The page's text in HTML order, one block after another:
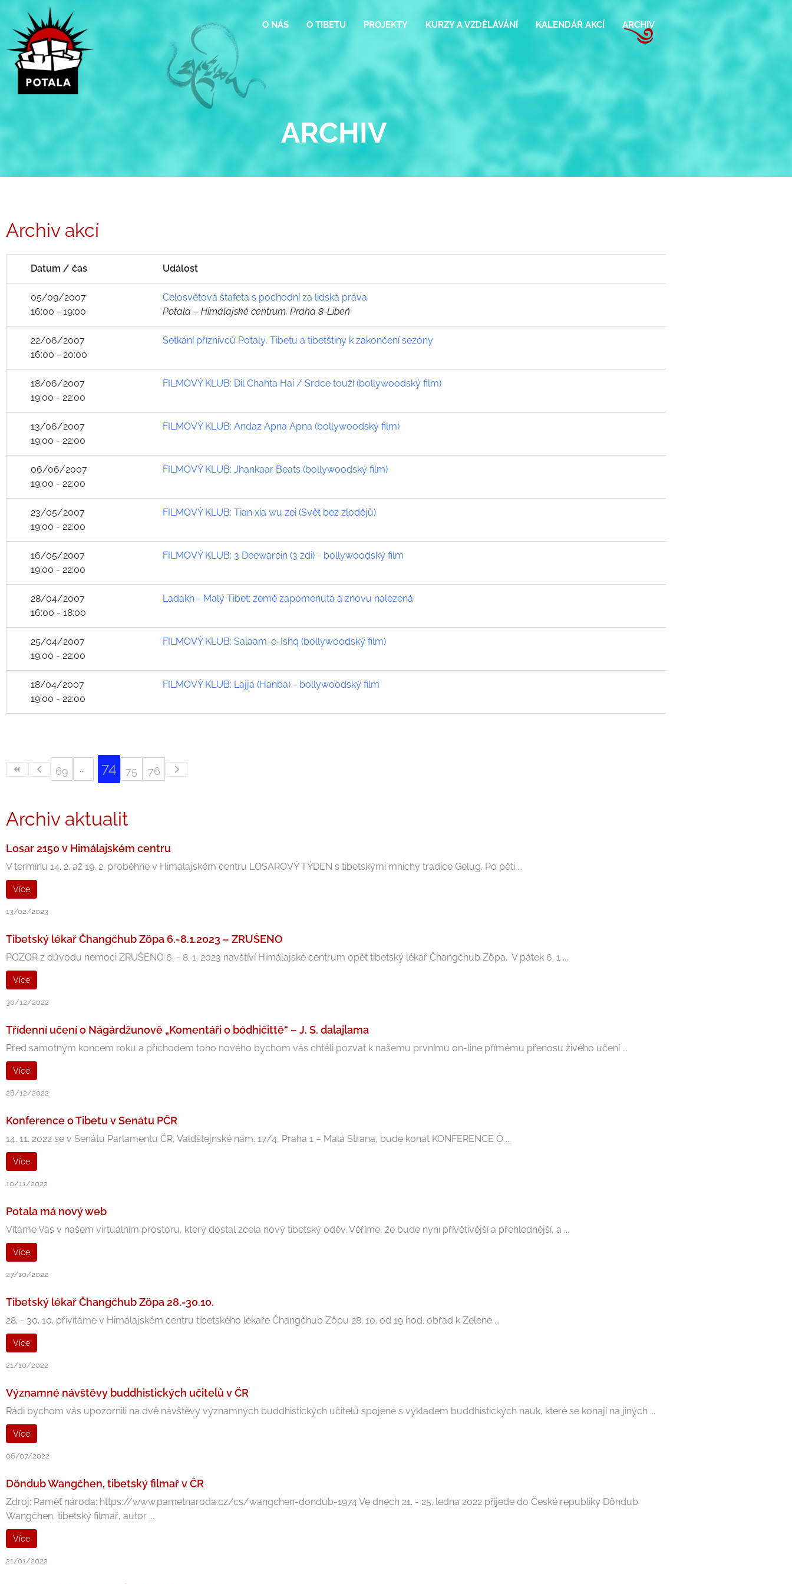
obsah
O NÁS O TIBETU PROJEKTY KURZY A VZDĚLÁVÁNÍ KALENDÁŘ AKCÍ ARCHIV
ARCHIV
Archiv akcí
Datum / čas Událost
05/09/2007
16:00 - 19:00
Celosvětová štafeta s pochodní za lidská práva
Potala – Himálajské centrum, Praha 8-Libeň
22/06/2007
16:00 - 20:00
Setkání příznivců Potaly, Tibetu a tibetštiny k zakončení sezóny
18/06/2007
19:00 - 22:00
FILMOVÝ KLUB: Dil Chahta Hai / Srdce touží (bollywoodský film)
13/06/2007
19:00 - 22:00
FILMOVÝ KLUB: Andaz Apna Apna (bollywoodský film)
06/06/2007
19:00 - 22:00
FILMOVÝ KLUB: Jhankaar Beats (bollywoodský film)
23/05/2007
19:00 - 22:00
FILMOVÝ KLUB: Tian xia wu zei (Svět bez zlodějů)
16/05/2007
19:00 - 22:00
FILMOVÝ KLUB: 3 Deewarein (3 zdi) - bollywoodský film
28/04/2007
16:00 - 18:00
Ladakh - Malý Tibet: země zapomenutá a znovu nalezená
25/04/2007
19:00 - 22:00
FILMOVÝ KLUB: Salaam-e-Ishq (bollywoodský film)
18/04/2007
19:00 - 22:00
FILMOVÝ KLUB: Lajja (Hanba) - bollywoodský film
69 74 75 76
Archiv aktualit
Losar 2150 v Himálajském centru
V termínu 14. 2. až 19. 2. proběhne v Himálajském centru LOSAROVÝ TÝDEN s tibetskými mnichy tradice Gelug. Po pěti ...
Více
13/02/2023
Tibetský lékař Čhangčhub Zöpa 6.-8.1.2023 – ZRUŠENO
POZOR z důvodu nemoci ZRUŠENO 6. - 8. 1. 2023 navštíví Himálajské centrum opět tibetský lékař Čhangčhub Zöpa. V pátek 6. 1 ...
Více
30/12/2022
Třídenní učení o Nágárdžunově „Komentáři o bódhičittě“ – J. S. dalajlama
Před samotným koncem roku a příchodem toho nového bychom vás chtěli pozvat k našemu prvnímu on-line přímému přenosu živého učení ...
Více
28/12/2022
Konference o Tibetu v Senátu PČR
14. 11. 2022 se v Senátu Parlamentu ČR, Valdštejnské nám. 17/4, Praha 1 – Malá Strana, bude konat KONFERENCE O ...
Více
10/11/2022
Potala má nový web
Vítáme Vás v našem virtuálním prostoru, který dostal zcela nový tibetský oděv. Věříme, že bude nyní přívětivější a přehlednější, a ...
Více
27/10/2022
Tibetský lékař Čhangčhub Zöpa 28.-30.10.
28. - 30. 10. přivítáme v Himálajském centru tibetského lékaře Čhangčhub Zöpu 28. 10. od 19 hod. obřad k Zelené ...
Více
21/10/2022
Významné návštěvy buddhistických učitelů v ČR
Rádi bychom vás upozornili na dvě návštěvy významných buddhistických učitelů spojené s výkladem buddhistických nauk, které se konají na jiných ...
Více
06/07/2022
Döndub Wangčhen, tibetský filmař v ČR
Zdroj: Paměť národa: https://www.pametnaroda.cz/cs/wangchen-dondub-1974 Ve dnech 21. - 25. ledna 2022 přijede do České republiky Döndub
Wangčhen, tibetský filmař, autor ...
Více
21/01/2022